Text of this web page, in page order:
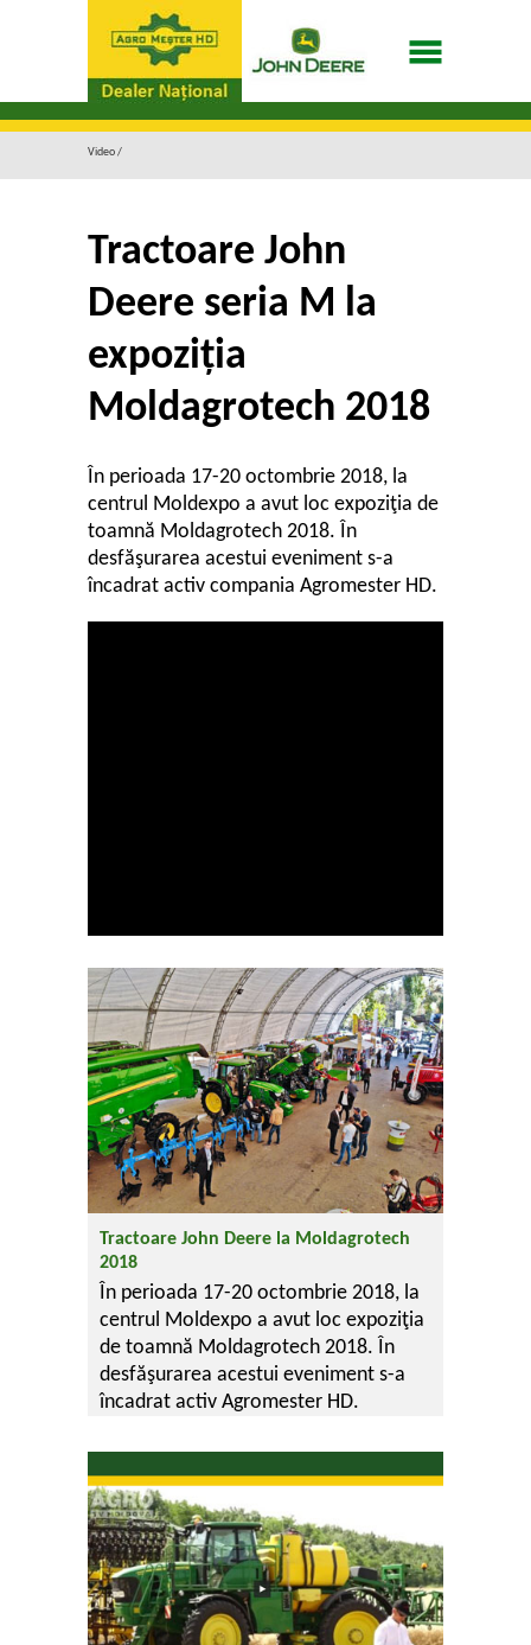
Video
Tractoare John
Deere seria M la
expoziția
Moldagrotech 2018
În perioada 17-20 octombrie 2018, la
centrul Moldexpo a avut loc expoziţia de
toamnă Moldagrotech 2018. În
desfăşurarea acestui eveniment s-a
încadrat activ compania Agromester HD.
Tractoare John Deere la Moldagrotech
2018
În perioada 17-20 octombrie 2018, la
centrul Moldexpo a avut loc expoziţia
de toamnă Moldagrotech 2018. În
desfăşurarea acestui eveniment s-a
încadrat activ Agromester HD.